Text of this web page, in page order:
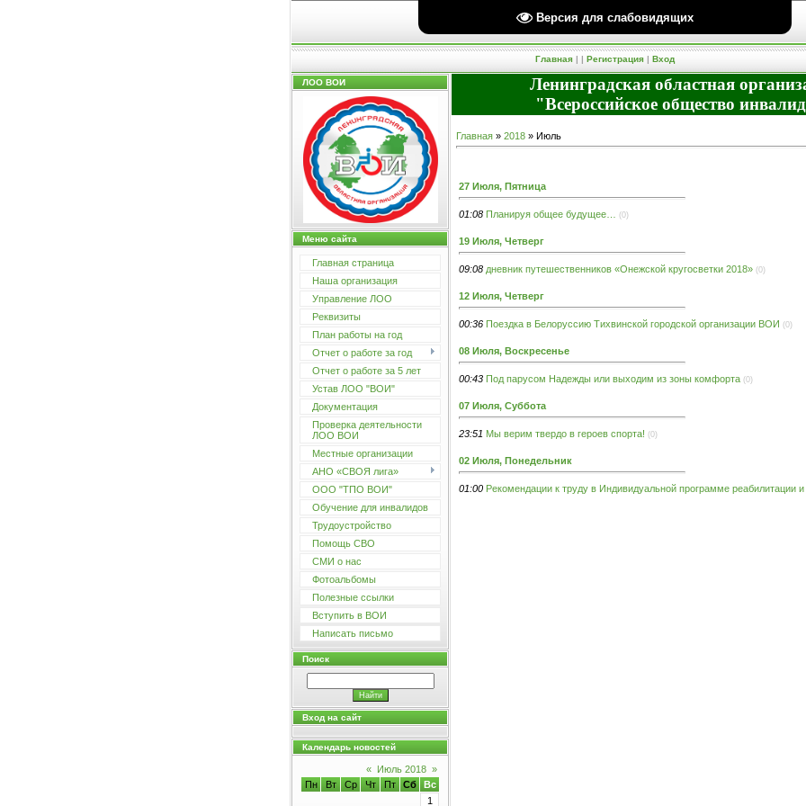
Версия для слабовидящих
Пятница, 07.08.2026, 10:04 Вы вошли какГость| Группа "
Приветствую Вас
Гость
Главная| | Регистрация| Вход
ЛОО ВОИ
Меню сайта
Главная страница
Наша организация
Управление ЛОО
Реквизиты
План работы на год
Отчет о работе за год
Отчет о работе за 5 лет
Устав ЛОО "ВОИ"
Документация
Проверка деятельности
ЛОО ВОИ
Местные организации
АНО «СВОЯ лига»
ООО "ТПО ВОИ"
Обучение для инвалидов
Трудоустройство
Помощь СВО
СМИ о нас
Фотоальбомы
Полезные ссылки
Вступить в ВОИ
Написать письмо
Поиск
Вход на сайт
Календарь новостей
« Июль 2018 »
Пн
Вт Ср Чт Пт Сб
Вс
1
Ленинградская областная
"Всероссийское общество
Главная » 2018 » Июль
27 Июля, Пятница
01:08 Планируя общее будущее… (0)
19 Июля, Четверг
09:08 дневник путешественников «Онежской кругосветки 2018» (0)
12 Июля, Четверг
00:36 Поездка в Белоруссию Тихвинской городской организации ВОИ (0)
08 Июля, Воскресенье
00:43 Под парусом Надежды или выходим из зоны комфорта (0)
07 Июля, Суббота
23:51 Мы верим твердо в героев спорта! (0)
02 Июля, Понедельник
01:00 Рекомендации к труду в Индивидуальной программе реабилитации